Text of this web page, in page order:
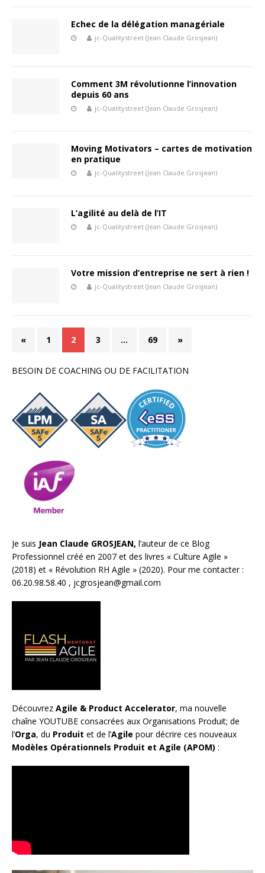
Echec de la délégation managériale
jc-Qualitystreet (Jean Claude Grosjean)
Comment 3M révolutionne l’innovation
depuis 60 ans
jc-Qualitystreet (Jean Claude Grosjean)
Moving Motivators – cartes de motivation
en pratique
jc-Qualitystreet (Jean Claude Grosjean)
L’agilité au delà de l’IT
jc-Qualitystreet (Jean Claude Grosjean)
Votre mission d’entreprise ne sert à rien !
jc-Qualitystreet (Jean Claude Grosjean)
« 1 2 3 … 69 »
BESOIN DE COACHING OU DE FACILITATION
Je suis Jean Claude GROSJEAN, l’auteur de ce Blog
Professionnel créé en 2007 et des livres « Culture Agile »
(2018) et « Révolution RH Agile » (2020). Pour me contacter :
06.20.98.58.40 , jcgrosjean@gmail.com
Découvrez Agile & Product Accelerator, ma nouvelle
chaîne YOUTUBE consacrées aux Organisations Produit; de
l’Orga, du Produit et de l’Agile pour décrire ces nouveaux
Modèles Opérationnels Produit et Agile (APOM) :